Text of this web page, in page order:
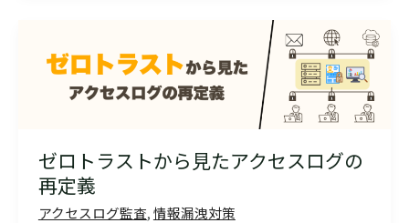
ゼロトラストから見たアクセスログの
再定義
アクセスログ監査,情報漏洩対策